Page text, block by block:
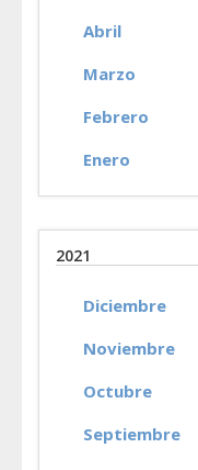
Abril
Marzo
Febrero
Enero
2021
Diciembre
Noviembre
Octubre
Septiembre